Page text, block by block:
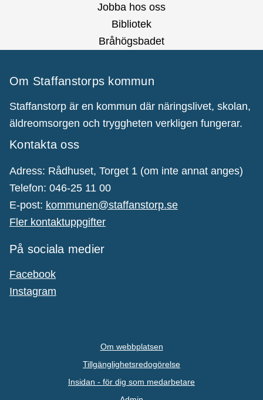
Jobba hos oss
Bibliotek
Bråhögsbadet
Om Staffanstorps kommun
Staffanstorp är en kommun där näringslivet, skolan,
äldreomsorgen och tryggheten verkligen fungerar.
Kontakta oss
Adress: Rådhuset, Torget 1 (om inte annat anges)
Telefon: 046-25 11 00
E-post: kommunen@staffanstorp.se
Fler kontaktuppgifter
På sociala medier
Facebook
Instagram
Om webbplatsen
Tillgänglighetsredogörelse
Insidan - för dig som medarbetare